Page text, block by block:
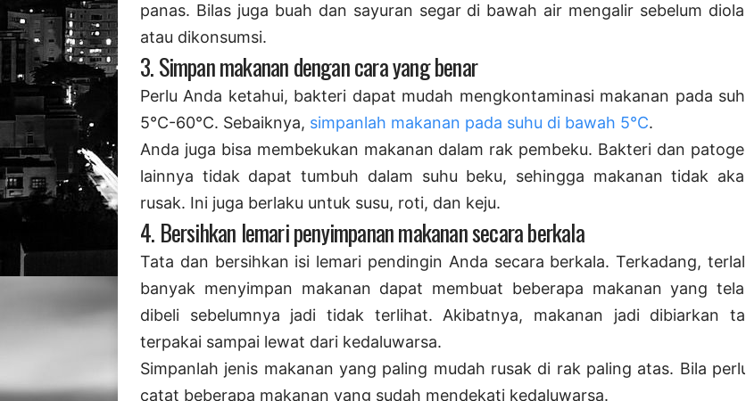
panas. Bilas juga buah dan sayuran segar di bawah air mengalir sebelum diolah
atau dikonsumsi.
3. Simpan makanan dengan cara yang benar
Perlu Anda ketahui, bakteri dapat mudah mengkontaminasi makanan pada suhu
5°C-60°C. Sebaiknya, simpanlah makanan pada suhu di bawah 5°C.
Anda juga bisa membekukan makanan dalam rak pembeku. Bakteri dan patogen
lainnya tidak dapat tumbuh dalam suhu beku, sehingga makanan tidak akan
rusak. Ini juga berlaku untuk susu, roti, dan keju.
4. Bersihkan lemari penyimpanan makanan secara berkala
Tata dan bersihkan isi lemari pendingin Anda secara berkala. Terkadang, terlalu
banyak menyimpan makanan dapat membuat beberapa makanan yang telah
dibeli sebelumnya jadi tidak terlihat. Akibatnya, makanan jadi dibiarkan tak
terpakai sampai lewat dari kedaluwarsa.
Simpanlah jenis makanan yang paling mudah rusak di rak paling atas. Bila perlu,
catat beberapa makanan yang sudah mendekati kedaluwarsa.